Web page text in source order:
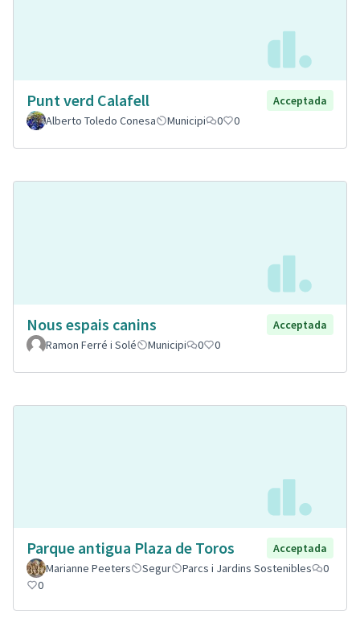
Punt verd Calafell
Acceptada
Alberto Toledo Conesa
Municipi 0 0
Nous espais canins
Acceptada
Ramon Ferré i Solé
Municipi 0 0
Parque antigua Plaza de Toros
Acceptada
Marianne Peeters
Segur Parcs i Jardins Sostenibles
0
0